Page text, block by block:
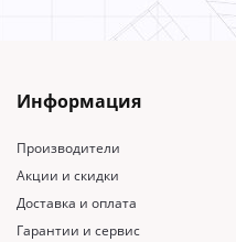
Информация
Производители
Акции и скидки
Доставка и оплата
Гарантии и сервис